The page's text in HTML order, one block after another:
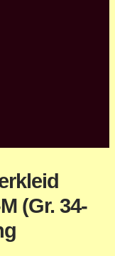
(Gr. 34-